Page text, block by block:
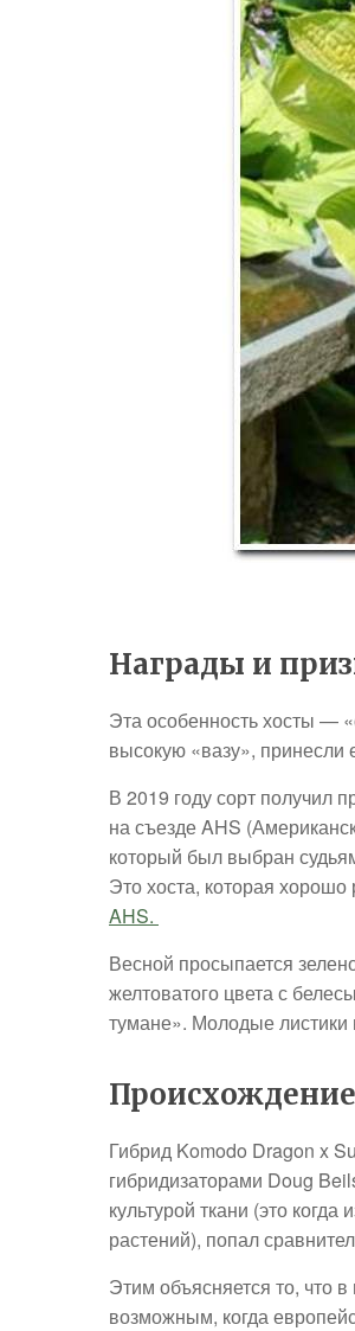
Награды и
Эта особенность хосты —
высокую «вазу», принесли
В 2019 году сорт получил
на съезде AHS
который был выбран
Это хоста, которая хорошо
AHS.
Весной просыпается
желтоватого цвета с
тумане». Молодые листики
Гибрид Komodo Dragon x
гибридизаторами Doug
культурой ткани (это
растений), попал
Этим объясняется то, что
возможным, когда